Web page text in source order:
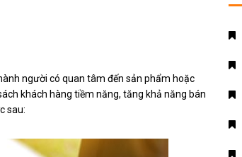
người có quan tâm đến sản phẩm hoặc
khách hàng tiềm năng, tăng khả năng bán
sau: